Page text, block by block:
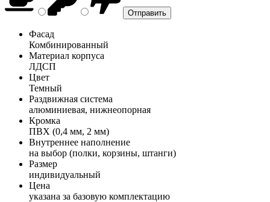
Фасад
Комбинированный
Материал корпуса
ЛДСП
Цвет
Темный
Раздвижная система
алюминиевая, нижнеопорная
Кромка
ПВХ (0,4 мм, 2 мм)
Внутреннее наполнение
на выбор (полки, корзины, штанги)
Размер
индивидуальный
Цена
указана за базовую комплектацию